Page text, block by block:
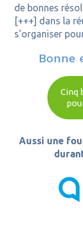
de bonnes
[+++] dans la
s'organiser
Bonne
Cinq
Aussi une